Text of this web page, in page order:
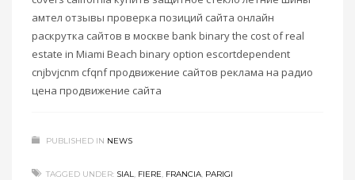
амтел отзывы проверка позиций сайта онлайн
раскрутка сайтов в москве bank binary the cost of real
estate in Miami Beach binary option escortdependent
cnjbvjcnm cfqnf продвижение сайтов реклама на радио
цена продвижение сайта
PUBLISHED IN NEWS
TAGGED UNDER: SIAL, FIERE, FRANCIA, PARIGI